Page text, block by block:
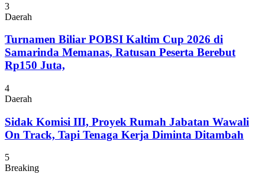
3
Daerah
Turnamen Biliar POBSI Kaltim Cup 2026 di
Samarinda Memanas, Ratusan Peserta Berebut
Rp150 Juta,
4
Daerah
Sidak Komisi III, Proyek Rumah Jabatan Wawali
On Track, Tapi Tenaga Kerja Diminta Ditambah
5
Breaking